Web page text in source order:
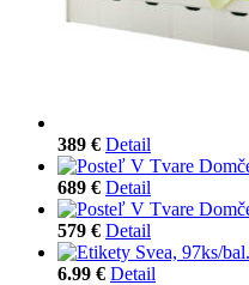
389 € Detail
689 € Detail
579 € Detail
6.99 € Detail